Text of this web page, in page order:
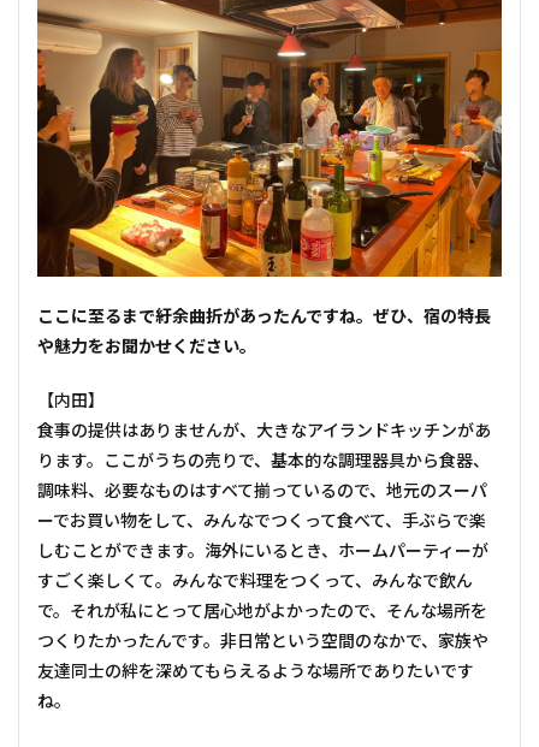
――ここに至るまで紆余曲折があったんですね。ぜひ、宿の特長
や魅力をお聞かせください。
【内田】
食事の提供はありませんが、大きなアイランドキッチンがあ
ります。ここがうちの売りで、基本的な調理器具から食器、
調味料、必要なものはすべて揃っているので、地元のスーパ
ーでお買い物をして、みんなでつくって食べて、手ぶらで楽
しむことができます。海外にいるとき、ホームパーティーが
すごく楽しくて。みんなで料理をつくって、みんなで飲ん
で。それが私にとって居心地がよかったので、そんな場所を
つくりたかったんです。非日常という空間のなかで、家族や
友達同士の絆を深めてもらえるような場所でありたいです
ね。